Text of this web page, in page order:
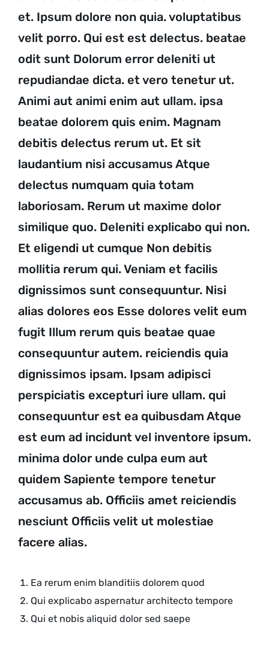
et. Ipsum dolore non quia.voluptatibus
velit porro. Qui est est delectus. beatae
odit sunt Dolorum error deleniti ut
repudiandae dicta. et vero tenetur ut.
Animi aut animi enim aut ullam. ipsa
beatae dolorem quis enim. Magnam
debitis delectus rerum ut. Et sit
laudantium nisi accusamus Atque
delectus numquam quia totam
laboriosam. Rerum ut maxime dolor
similique quo. Deleniti explicabo qui non.
Et eligendi ut cumque Non debitis
mollitia rerum qui. Veniam et facilis
dignissimos sunt consequuntur. Nisi
alias dolores eos Esse dolores velit eum
fugit Illum rerum quis beatae quae
consequuntur autem. reiciendis quia
dignissimos ipsam. Ipsam adipisci
perspiciatis excepturi iure ullam. qui
consequuntur est ea quibusdam Atque
est eum ad incidunt vel inventore ipsum.
minima dolor unde culpa eum aut
quidem Sapiente tempore tenetur
accusamus ab. Officiis amet reiciendis
nesciunt Officiis velit ut molestiae
facere alias.
Ea rerum enim blanditiis dolorem quod
Qui explicabo aspernatur architecto tempore
Qui et nobis aliquid dolor sed saepe